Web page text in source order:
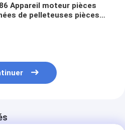
Appareil moteur pièces
de pelleteuses pièces